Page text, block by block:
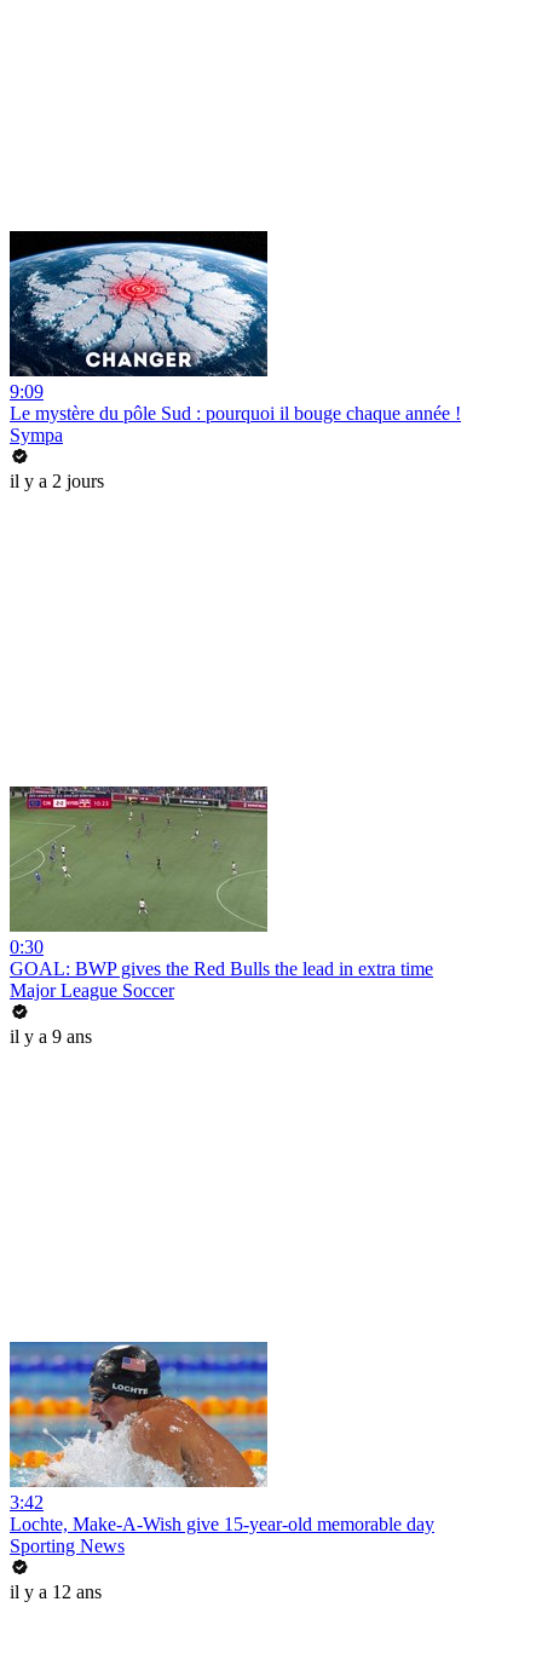
9:09
Le mystère du pôle Sud : pourquoi il bouge chaque année !
Sympa
il y a 2 jours
0:30
GOAL: BWP gives the Red Bulls the lead in extra time
Major League Soccer
il y a 9 ans
3:42
Lochte, Make-A-Wish give 15-year-old memorable day
Sporting News
il y a 12 ans